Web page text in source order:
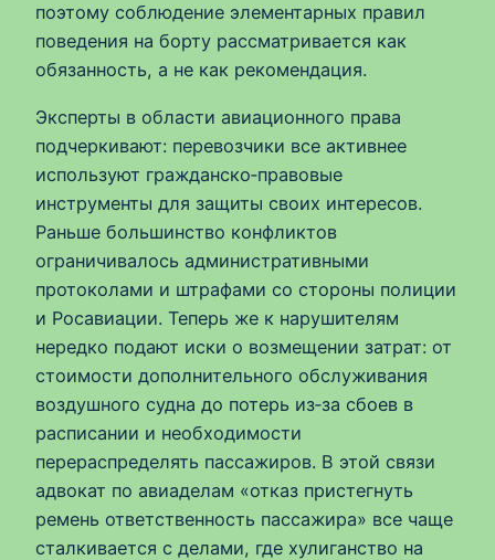
поэтому соблюдение элементарных правил
поведения на борту рассматривается как
обязанность, а не как рекомендация.
Эксперты в области авиационного права
подчеркивают: перевозчики все активнее
используют гражданско‑правовые
инструменты для защиты своих интересов.
Раньше большинство конфликтов
ограничивалось административными
протоколами и штрафами со стороны полиции
и Росавиации. Теперь же к нарушителям
нередко подают иски о возмещении затрат: от
стоимости дополнительного обслуживания
воздушного судна до потерь из‑за сбоев в
расписании и необходимости
перераспределять пассажиров. В этой связи
адвокат по авиаделам «отказ пристегнуть
ремень ответственность пассажира» все чаще
сталкивается с делами, где хулиганство на